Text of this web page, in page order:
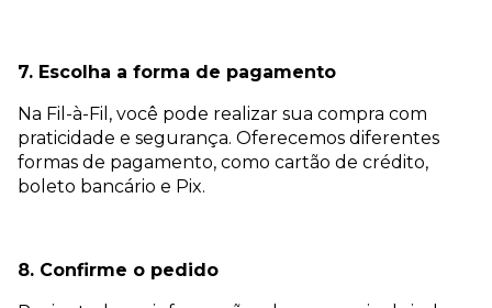
7. Escolha a forma de pagamento
Na Fil-à-Fil, você pode realizar sua compra com
praticidade e segurança. Oferecemos diferentes
formas de pagamento, como cartão de crédito,
boleto bancário e Pix.
8. Confirme o pedido